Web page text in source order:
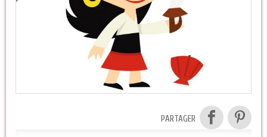
PARTAGER